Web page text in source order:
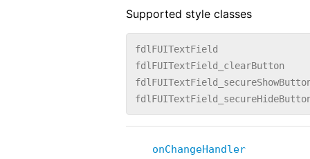
Supported style classes
fdlFUITextField
fdlFUITextField_clearButton
onChangeHandler